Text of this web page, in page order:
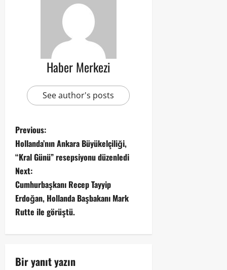
Haber Merkezi
See author's posts
Previous:
Hollanda’nın Ankara Büyükelçiliği,
“Kral Günü” resepsiyonu düzenledi
Next:
Cumhurbaşkanı Recep Tayyip
Erdoğan, Hollanda Başbakanı Mark
Rutte ile görüştü.
Bir yanıt yazın